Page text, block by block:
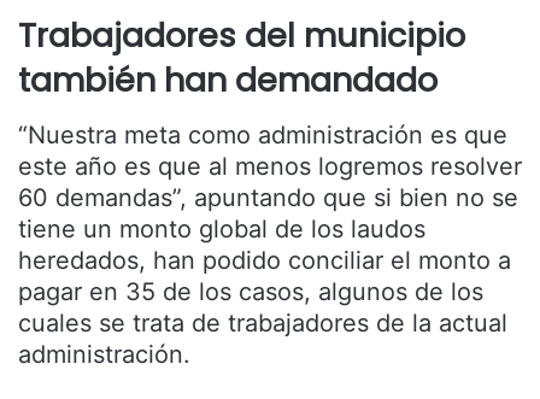
Trabajadores del municipio
también han demandado
“Nuestra meta como administración es que
este año es que al menos logremos resolver
60 demandas”, apuntando que si bien no se
tiene un monto global de los laudos
heredados, han podido conciliar el monto a
pagar en 35 de los casos, algunos de los
cuales se trata de trabajadores de la actual
administración.